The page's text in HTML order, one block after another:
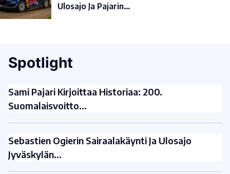
Ulosajo Ja Pajarin…
Spotlight
Sami Pajari Kirjoittaa Historiaa: 200.
Suomalaisvoitto…
Sebastien Ogierin Sairaalakäynti Ja Ulosajo
Jyväskylän…